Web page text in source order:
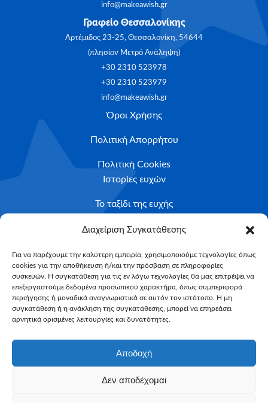
Διαχείριση Συγκατάθεσης
Για να παρέχουμε την καλύτερη εμπειρία, χρησιμοποιούμε τεχνολογίες όπως
cookies για την αποθήκευση ή/και την πρόσβαση σε πληροφορίες
συσκευών. Η συγκατάθεση για τις εν λόγω τεχνολογίες θα μας επιτρέψει να
επεξεργαστούμε δεδομένα προσωπικού χαρακτήρα, όπως συμπεριφορά
περιήγησης ή μοναδικά αναγνωριστικά σε αυτόν τον ιστότοπο. Η μη
συγκατάθεση ή η ανάκληση της συγκατάθεσης, μπορεί να επηρεάσει
αρνητικά ορισμένες λειτουργίες και δυνατότητες.
Αποδοχή
Δεν αποδέχομαι
info@makeawish.gr
Γραφείο Θεσσαλονίκης
Αρτέμιδος 23-25, Θεσσαλονίκη, 54644
(πλησίον Μετρό Ανάληψη)
+30 2310 523978
+30 2310 523979
info@makeawish.gr
Όροι Χρήσης
Πολιτική Απορρήτου
Πολιτική Cookies
Ιστορίες ευχών
Το ταξίδι της ευχής
Κριτήρια Καταλληλότητας
Υποβολή Αιτήματος
NEWSLETTER
Email*